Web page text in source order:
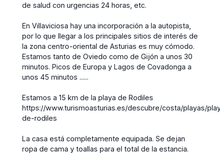
de salud con urgencias 24 horas, etc.
En Villaviciosa hay una incorporación a la autopista,
por lo que llegar a los principales sitios de interés de
la zona centro-oriental de Asturias es muy cómodo.
Estamos tanto de Oviedo como de Gijón a unos 30
minutos. Picos de Europa y Lagos de Covadonga a
unos 45 minutos ......
Estamos a 15 km de la playa de Rodiles
https://www.turismoasturias.es/descubre/costa/playas/
de-rodiles
La casa está completamente equipada. Se dejan
ropa de cama y toallas para el total de la estancia.